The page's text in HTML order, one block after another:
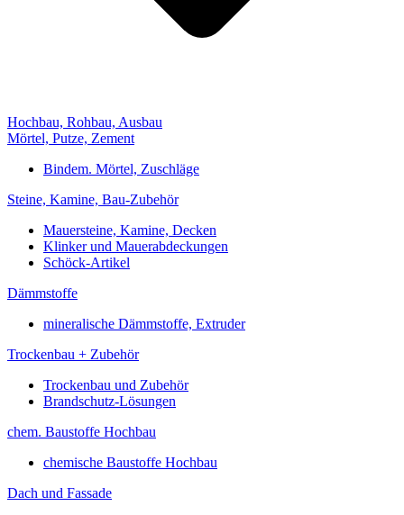
Hochbau, Rohbau, Ausbau
Mörtel, Putze, Zement
Bindem. Mörtel, Zuschläge
Steine, Kamine, Bau-Zubehör
Mauersteine, Kamine, Decken
Klinker und Mauerabdeckungen
Schöck-Artikel
Dämmstoffe
mineralische Dämmstoffe, Extruder
Trockenbau + Zubehör
Trockenbau und Zubehör
Brandschutz-Lösungen
chem. Baustoffe Hochbau
chemische Baustoffe Hochbau
Dach und Fassade